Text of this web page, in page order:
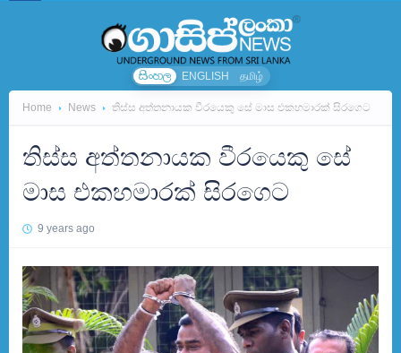
සිංහල ENGLISH தமிழ்
Home News තිස්ස අත්තනායක වීරයෙකු සේ මාස එකහමාරක් සිරගෙට
තිස්ස අත්තනායක වීරයෙකු සේ
මාස එකහමාරක් සිරගෙට
9 years ago